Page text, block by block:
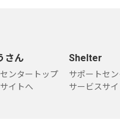
さん
ンタートップ
イトへ
Shelter
サポートセ
サービスサ